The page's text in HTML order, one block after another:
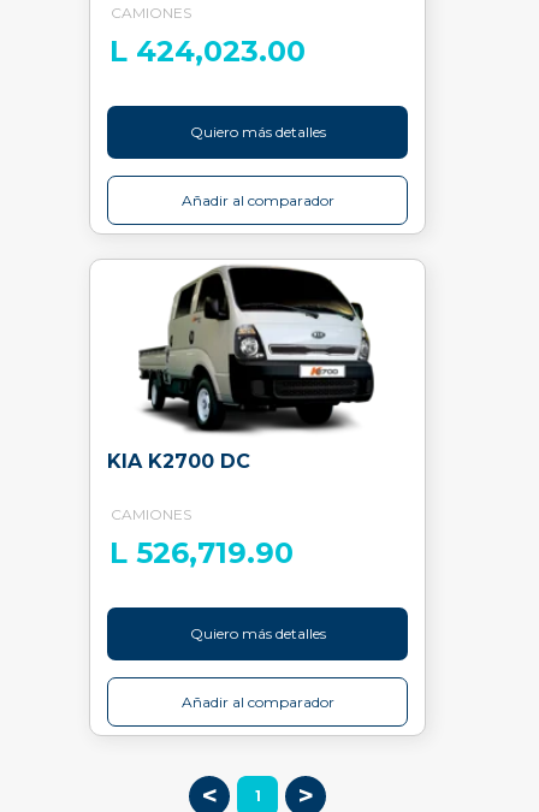
CAMIONES
L 424,023.00
Quiero más detalles
Añadir al comparador
KIA K2700 DC
CAMIONES
L 526,719.90
Quiero más detalles
Añadir al comparador
< 1 >